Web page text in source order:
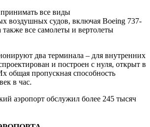
все виды
воздушных судов, включая Boeing 737-
все самолеты и вертолеты
два терминала – для внутренних
и построен с нуля, открыт в
общая пропускная способность
в час.
аэропорт обслужил более 245 тысяч